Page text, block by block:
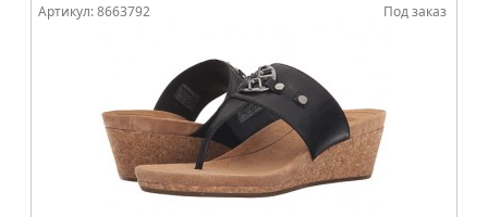
Артикул: 8663792 Под заказ